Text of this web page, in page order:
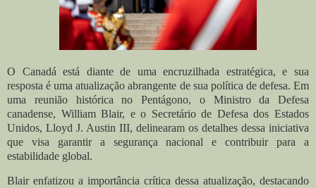
O Canadá está diante de uma encruzilhada estratégica, e sua
resposta é uma atualização abrangente de sua política de defesa. Em
uma reunião histórica no Pentágono, o Ministro da Defesa
canadense, William Blair, e o Secretário de Defesa dos Estados
Unidos, Lloyd J. Austin III, delinearam os detalhes dessa iniciativa
que visa garantir a segurança nacional e contribuir para a
estabilidade global.
Blair enfatizou a importância crítica dessa atualização, destacando